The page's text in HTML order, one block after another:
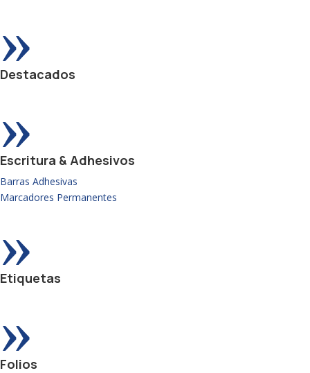
»
Destacados
»
Escritura & Adhesivos
Barras Adhesivas
Marcadores Permanentes
»
Etiquetas
»
Folios